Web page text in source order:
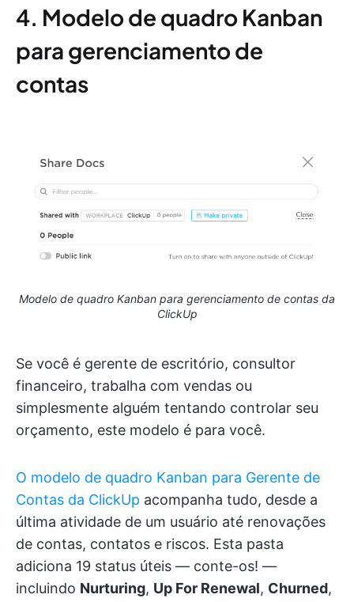
4. Modelo de quadro Kanban
para gerenciamento de
contas
Modelo de quadro Kanban para gerenciamento de contas da
ClickUp
Se você é gerente de escritório, consultor
financeiro, trabalha com vendas ou
simplesmente alguém tentando controlar seu
orçamento, este modelo é para você.
O modelo de quadro Kanban para Gerente de
Contas da ClickUp acompanha tudo, desde a
última atividade de um usuário até renovações
de contas, contatos e riscos. Esta pasta
adiciona 19 status úteis — conte-os! —
incluindo Nurturing, Up For Renewal, Churned,